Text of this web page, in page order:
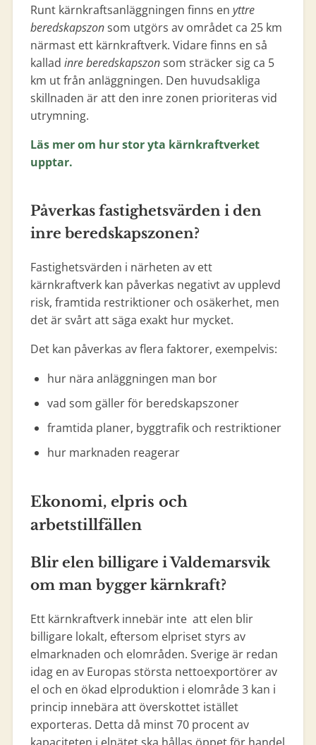
Runt kärnkraftsanläggningen finns en yttre
beredskapszonsom utgörs av området ca 25 km
närmast ett kärnkraftverk. Vidare finns en så
kallad inre beredskapszonsom sträcker sig ca 5
km ut från anläggningen. Den huvudsakliga
skillnaden är att den inre zonen prioriteras vid
utrymning.
Läs mer om hur stor yta kärnkraftverket
upptar.
Påverkas fastighetsvärden i den
inre beredskapszonen?
Fastighetsvärden i närheten av ett
kärnkraftverk kan påverkas negativt av upplevd
risk, framtida restriktioner och osäkerhet, men
det är svårt att säga exakt hur mycket.
Det kan påverkas av flera faktorer, exempelvis:
hur nära anläggningen man bor
vad som gäller för beredskapszoner
framtida planer, byggtrafik och restriktioner
hur marknaden reagerar
Ekonomi, elpris och
arbetstillfällen
Blir elen billigare i Valdemarsvik
om man bygger kärnkraft?
Ett kärnkraftverk innebär inte att elen blir
billigare lokalt, eftersom elpriset styrs av
elmarknaden och elområden. Sverige är redan
idag en av Europas största nettoexportörer av
el och en ökad elproduktion i elområde 3 kan i
princip innebära att överskottet istället
exporteras. Detta då minst 70 procent av